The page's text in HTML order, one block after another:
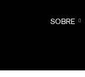
SOBRE